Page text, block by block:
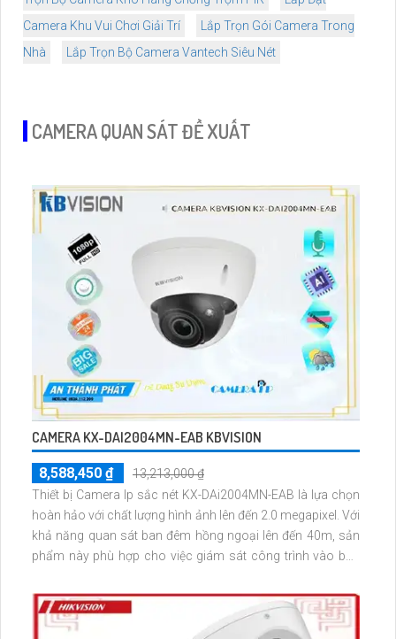
Camera Khu Vui Chơi Giải Trí
Lắp Trọn Gói Camera Trong
Nhà
Lắp Trọn Bộ Camera Vantech Siêu Nét
CAMERA QUAN SÁT ĐỀ XUẤT
CAMERA KX-DAI2004MN-EAB KBVISION
8,588,450 ₫
13,213,000 ₫
Thiết bị Camera Ip sắc nét KX-DAi2004MN-EAB là lựa chọn
hoàn hảo với chất lượng hình ảnh lên đến 2.0 megapixel. Với
khả năng quan sát ban đêm hồng ngoại lên đến 40m, sản
phẩm này phù hợp cho việc giám sát công trình vào ban
hình ảnh không bị giảm sút